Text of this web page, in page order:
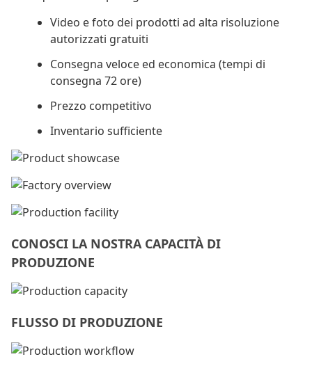
Video e foto dei prodotti ad alta risoluzione
autorizzati gratuiti
Consegna veloce ed economica (tempi di
consegna 72 ore)
Prezzo competitivo
Inventario sufficiente
CONOSCI LA NOSTRA CAPACITÀ DI
PRODUZIONE
FLUSSO DI PRODUZIONE